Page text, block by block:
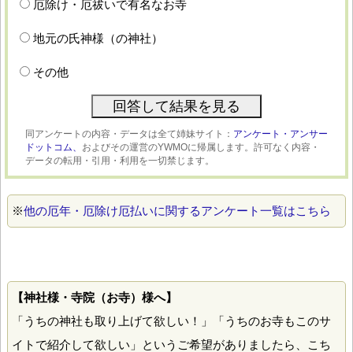
厄除け・厄祓いで有名なお寺
地元の氏神様（の神社）
その他
同アンケートの内容・データは全て姉妹サイト： アンケート・アンサー
ドットコム、 およびその運営のYWMOに帰属します。許可なく内容・
データの転用・引用・利用を一切禁じます。
※他の厄年・厄除け厄払いに関するアンケート一覧はこちら
【神社様・寺院（お寺）様へ】
「うちの神社も取り上げて欲しい！」「うちのお寺もこのサ
イトで紹介して欲しい」というご希望がありましたら、こち